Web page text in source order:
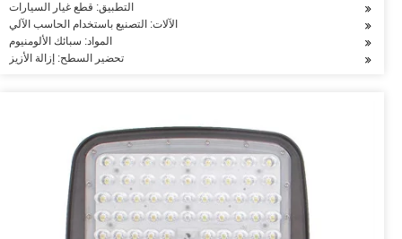
التطبيق: قطع غيار السيارات
الآلات: التصنيع باستخدام الحاسب الآلي
المواد: سبائك الألومنيوم
تحضير السطح: إزالة الأزيز